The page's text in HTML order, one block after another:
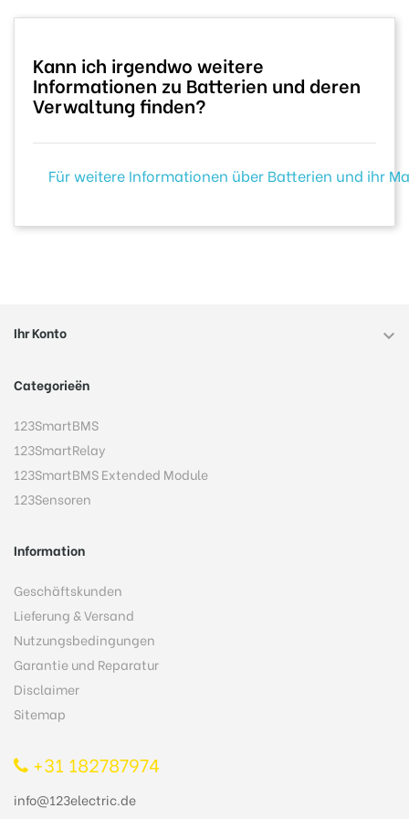
Kann ich irgendwo weitere
Informationen zu Batterien und deren
Verwaltung finden?
Für weitere Informationen über Batterien und ihr
Ihr Konto 
Categorieën
123SmartBMS
123SmartRelay
123SmartBMS Extended Module
123Sensoren
Information
Geschäftskunden
Lieferung & Versand
Nutzungsbedingungen
Garantie und Reparatur
Disclaimer
Sitemap
+31 182787974
info@123electric.de